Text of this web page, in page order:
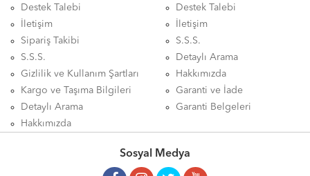
Destek Talebi
İletişim
Sipariş Takibi
S.S.S.
Gizlilik ve Kullanım Şartları
Kargo ve Taşıma Bilgileri
Detaylı Arama
Hakkımızda
Destek Talebi
İletişim
S.S.S.
Detaylı Arama
Hakkımızda
Garanti ve İade
Garanti Belgeleri
Sosyal Medya